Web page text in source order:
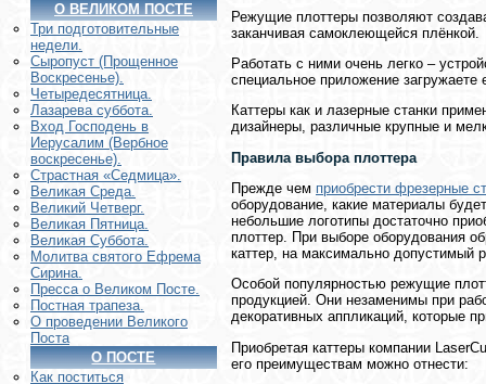
О ВЕЛИКОМ ПОСТЕ
Три подготовительные
недели.
Сыропуст (Прощенное
Воскресенье).
Четыредесятница.
Лазарева суббота.
Вход Господень в
Иерусалим (Вербное
воскресенье).
Страстная «Седмица».
Великая Среда.
Великий Четверг.
Великая Пятница.
Великая Суббота.
Молитва святого Ефрема
Сирина.
Пресса о Великом Посте.
Постная трапеза.
О проведении Великого
Поста
О ПОСТЕ
Как поститься
Режущие плоттеры позволяют
заканчивая самоклеющейся плёнкой.
Работать с ними очень легко –
специальное приложение
Каттеры как и лазерные станки
дизайнеры, различные крупные и
Правила выбора плоттера
Прежде чем приобрести фрезерные
оборудование, какие материалы
небольшие логотипы достаточно
плоттер. При выборе оборудования
каттер, на максимально допустимый
Особой популярностью режущие
продукцией. Они незаменимы при
декоративных аппликаций, которые
Приобретая каттеры компании
его преимуществам можно отнести: